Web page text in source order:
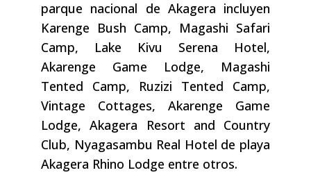
parque nacional de Akagera incluyen
Karenge Bush Camp, Magashi Safari
Camp, Lake Kivu Serena Hotel,
Akarenge Game Lodge, Magashi
Tented Camp, Ruzizi Tented Camp,
Vintage Cottages, Akarenge Game
Lodge, Akagera Resort and Country
Club, Nyagasambu Real Hotel de playa
Akagera Rhino Lodge entre otros.